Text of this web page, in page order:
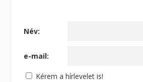
Név:
e-mail:
Kérem a hírlevelet is!